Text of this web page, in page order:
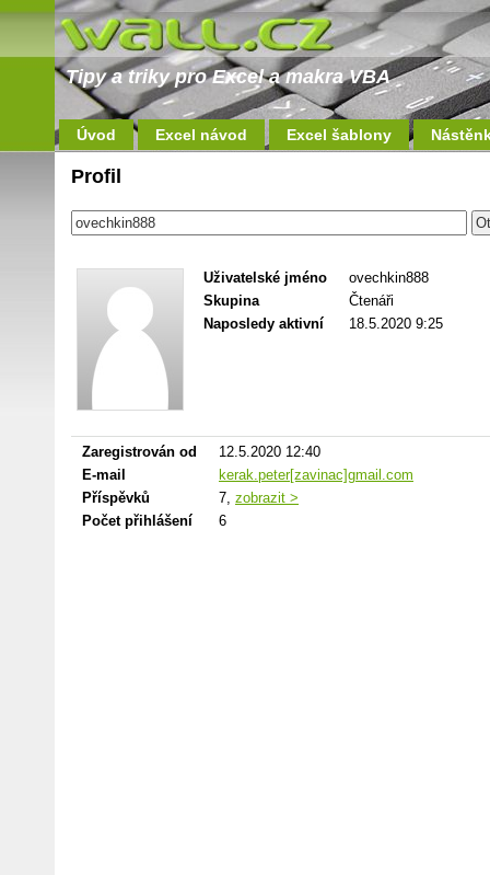
Tipy a triky pro Excel a makra VBA
Úvod Excel návod Excel šablony
Profil
Uživatelské jméno
ovechkin888
Skupina
Čtenáři
Naposledy aktivní
18.5.2020 9:25
Zaregistrován od
12.5.2020 12:40
E-mail
kerak.peter[zavinac]gmail.com
Příspěvků
7, zobrazit >
Počet přihlášení
6